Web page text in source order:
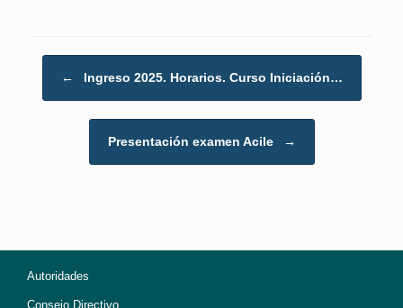
← Ingreso 2025. Horarios. Curso Iniciación…
Presentación examen Acile →
Autoridades
Consejo Directivo